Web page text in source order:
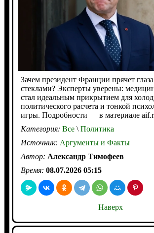
Зачем президент Франции прячет
стеклами? Эксперты уверены:
стал идеальным прикрытием для
политического расчета и тонкой
игры. Подробности — в материале
Категория: Все\Политика
Источник: Аргументы и Факты
Автор: Александр Тимофеев
Время: 08.07.2026 05:15
Наверх